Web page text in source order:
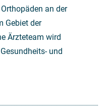
an der
Gebiet der
Ärzteteam wird
und